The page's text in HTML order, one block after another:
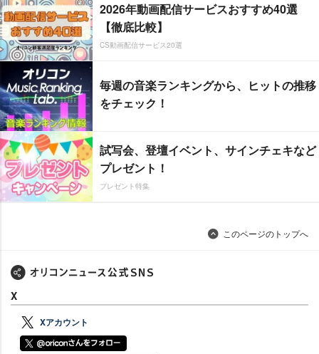
2026年動画配信サービスおすすめ40選
【徹底比較】
CS動画配信サービス20選
毎週の音楽ランキングから、ヒットの推移
をチェック！
試写会、登壇イベント、サインチェキなど
プレゼント！
プレゼント特集
このページのトップへ
X
Xアカウント